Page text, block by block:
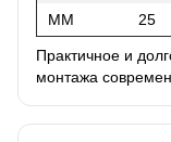
MM 25
Практичное и
монтажа